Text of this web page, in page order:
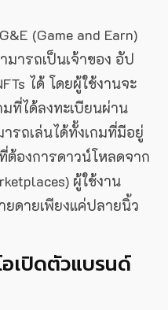
(Game and Earn)
มารถเป็นเจ้าของ อัป
ได้ โดยผู้ใช้งานจะ
มที่ได้ลงทะเบียนผ่าน
รถเล่นได้ทั้งเกมที่มีอยู่
ต้องการดาวน์โหลดจาก
ผู้ใช้งาน
ยดายเพียงแค่ปลายนิ้ว
อเปิดตัวแบรนด์